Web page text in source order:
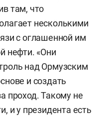
там, что
несколькими
с оглашенной им
нефти. «Они
над Ормузским
и создать
проход. Такому не
и у президента есть